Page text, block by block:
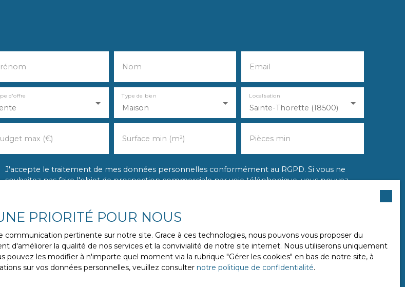
Nom Email
d'offre
Maison
Type de bien
Sainte-Thorette (18500)
Localisation
max (€) Surface min (m²) Pièces min
J'accepte le traitement de mes données personnelles conformément au RGPD. Si vous ne
souhaitez pas faire l'objet de prospection commerciale par voie téléphonique, vous pouvez
courrier adressé à :
Société Worldline, Service Bloctel, CS 61311, 41013 BLOIS CEDEX.
Pour en savoir plus sur le traitement de vos données personnelles, veuillez consulter notre
politique de confidentialité.
PRIORITÉ POUR NOUS
pertinente sur notre site. Grace à ces technologies, nous pouvons vous proposer du
d'améliorer la qualité de nos services et la convivialité de notre site internet. Nous utiliserons uniquement
les modifier à n'importe quel moment via la rubrique ″Gérer les cookies″ en bas de notre site, à
sur vos données personnelles, veuillez consulter notre politique de confidentialité.